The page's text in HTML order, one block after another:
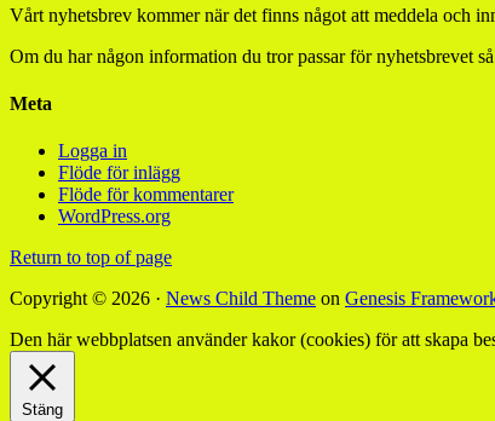
Vårt nyhetsbrev kommer när det finns något att meddela och
Om du har någon information du tror passar för nyhetsbrevet
Meta
Logga in
Flöde för inlägg
Flöde för kommentarer
WordPress.org
Return to top of page
Copyright © 2026 · News Child Theme on Genesis
Den här webbplatsen använder kakor (cookies) för att skapa
Stäng